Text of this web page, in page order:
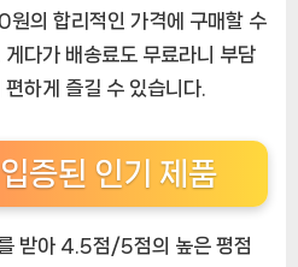
의 합리적인 가격에 구매할 수
다가 배송료도 무료라니 부담
하게 즐길 수 있습니다.
증된 인기 제품
받아 4.5점/5점의 높은 평점